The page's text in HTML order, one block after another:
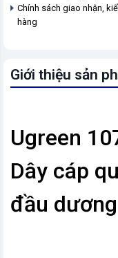
Chính sách giao nhận,
hàng
Giới thiệu sản
Ugreen
Dây cáp
đầu